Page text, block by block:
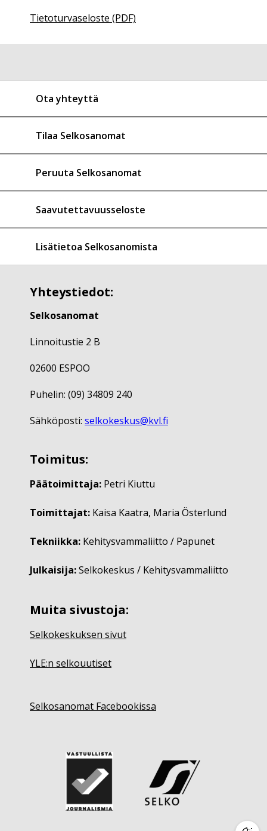
Tietoturvaseloste (PDF)
Ota yhteyttä
Tilaa Selkosanomat
Peruuta Selkosanomat
Saavutettavuusseloste
Lisätietoa Selkosanomista
Yhteystiedot:
Selkosanomat
Linnoitustie 2 B
02600 ESPOO
Puhelin: (09) 34809 240
Sähköposti: selkokeskus@kvl.fi
Toimitus:
Päätoimittaja: Petri Kiuttu
Toimittajat: Kaisa Kaatra, Maria Österlund
Tekniikka: Kehitysvammaliitto / Papunet
Julkaisija:Selkokeskus / Kehitysvammaliitto
Muita sivustoja:
Selkokeskuksen sivut
YLE:n selkouutiset
Selkosanomat Facebookissa